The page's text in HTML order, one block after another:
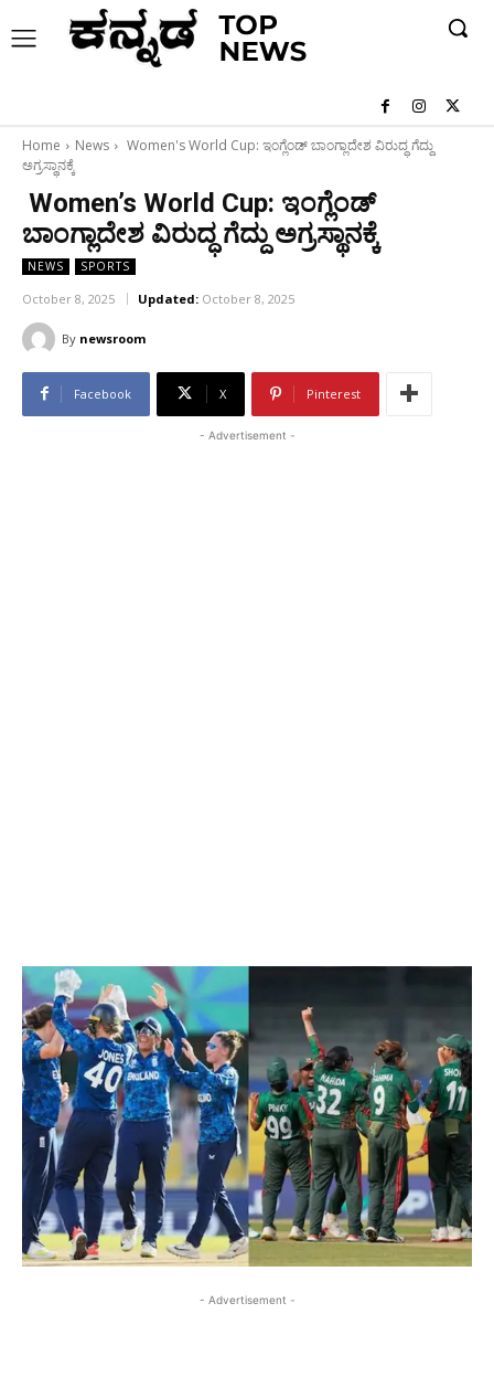
Home News
Women's World Cup: ಇಂಗ್ಲೆಂಡ್ ಬಾಂಗ್ಲಾದೇಶ ವಿರುದ್ಧ ಗೆದ್ದು
ಅಗ್ರಸ್ಥಾನಕ್ಕೆ
Women’s World Cup: ಇಂಗ್ಲೆಂಡ್
ಬಾಂಗ್ಲಾದೇಶ ವಿರುದ್ಧ ಗೆದ್ದು ಅಗ್ರಸ್ಥಾನಕ್ಕೆ
NEWS SPORTS
October 8, 2025 Updated: October 8, 2025
By newsroom
Facebook X Pinterest
- Advertisement -
- Advertisement -